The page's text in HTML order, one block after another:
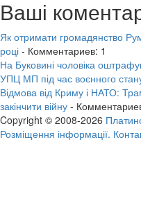
Ваші
Як отримати громадянство
році - Комментариев: 1
На Буковині чоловіка
УПЦ МП під час воєнного
Відмова від Криму і НАТО:
закінчити війну -
Copyright © 2008-2026
Розміщення інформації.